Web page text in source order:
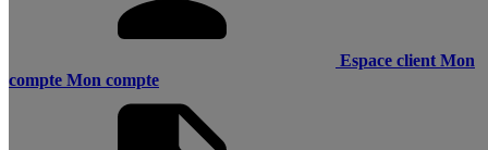
Espace client Mon
compte Mon compte